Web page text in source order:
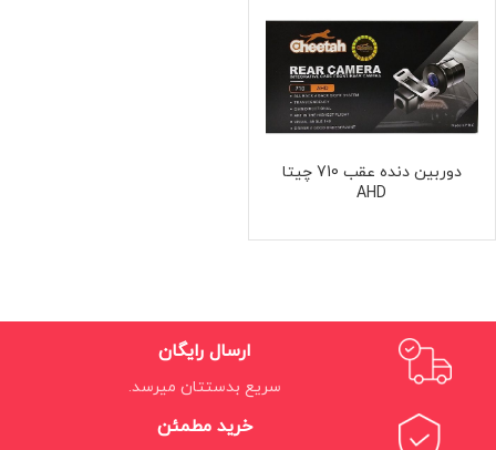
دوربین دنده عقب 710 چیتا
AHD
ارسال رایگان
سریع بدستتان میرسد.
خرید مطمئن